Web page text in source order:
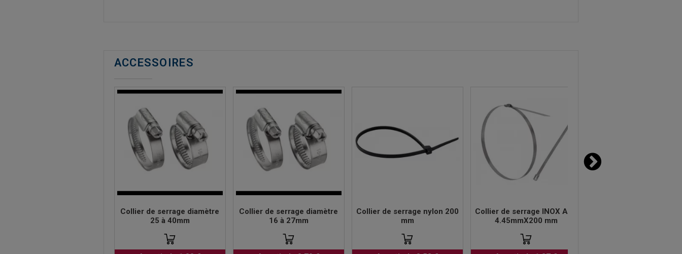
ACCESSOIRES
Collier de serrage diamètre
25 à 40mm
Collier de serrage diamètre
16 à 27mm
Collier de serrage nylon 200
mm
Collier de serrage INOX A2 -
4.45mmX200 mm